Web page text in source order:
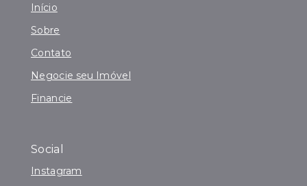
Início
Sobre
Contato
Negocie seu Imóvel
Financie
Social
Instagram